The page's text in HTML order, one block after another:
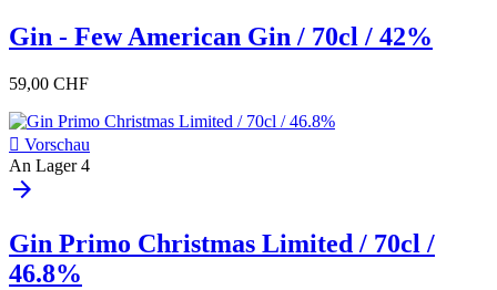
Gin - Few American Gin / 70cl / 42%
59,00 CHF
 Vorschau
An Lager 4
arrow_forward
Gin Primo Christmas Limited / 70cl /
46.8%